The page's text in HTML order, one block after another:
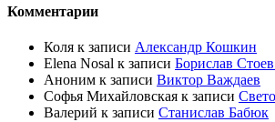
Комментарии
Коля к записи Александр Кошкин
Elena Nosal к записи Борислав
Аноним к записи Виктор Важдаев
Софья Михайловская к записи
Валерий к записи Станислав Бабюк